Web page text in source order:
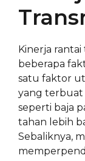
Kinerja
beberapa
satu faktor
yang terbuat
seperti baja
tahan lebih
Sebaliknya,